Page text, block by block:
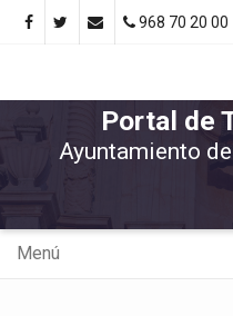
968 70 20 00
Portal de
Ayuntamiento
Menú